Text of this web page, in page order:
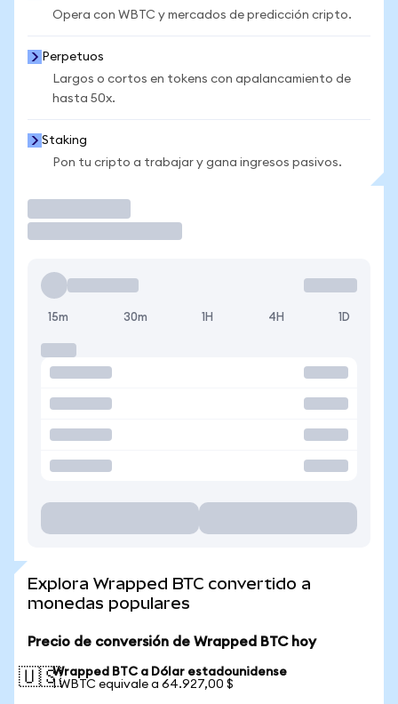
Opera con WBTC y mercados de predicción cripto.
Perpetuos
Largos o cortos en tokens con apalancamiento de
hasta 50x.
Staking
Pon tu cripto a trabajar y gana ingresos pasivos.
15m 30m 1H 4H 1D
Explora Wrapped BTC convertido a
monedas populares
Precio de conversión de Wrapped BTC hoy
🇺🇸Wrapped BTC a Dólar estadounidense
1 WBTC equivale a 64.927,00 $